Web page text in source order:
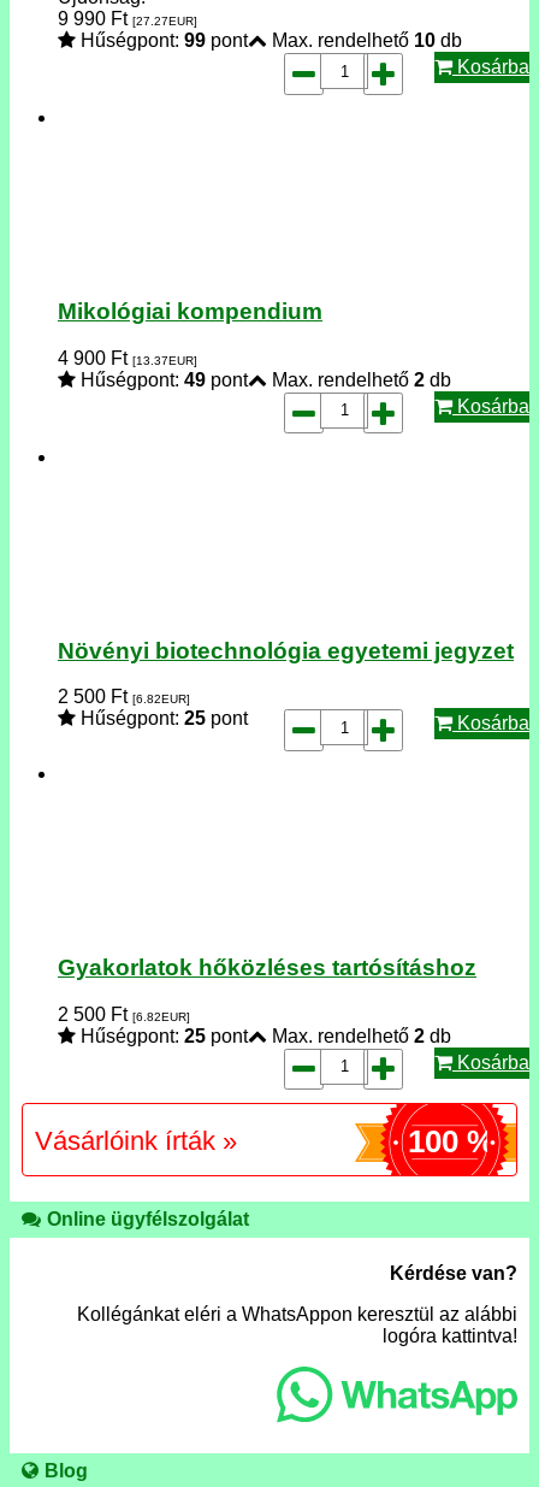
9 990 Ft [27.27EUR]
Hűségpont: 99 pont Max. rendelhető 10 db
Kosárba
Mikológiai kompendium
4 900 Ft [13.37EUR]
Hűségpont: 49 pont Max. rendelhető 2 db
Kosárba
Növényi biotechnológia egyetemi jegyzet
2 500 Ft [6.82EUR]
Hűségpont: 25 pont Kosárba
Gyakorlatok hőközléses tartósításhoz
2 500 Ft [6.82EUR]
Hűségpont: 25 pont Max. rendelhető 2 db
Kosárba
Vásárlóink írták » 100 %
Online ügyfélszolgálat
Kérdése van?
Kollégánkat eléri a WhatsAppon keresztül az alábbi
logóra kattintva!
Blog